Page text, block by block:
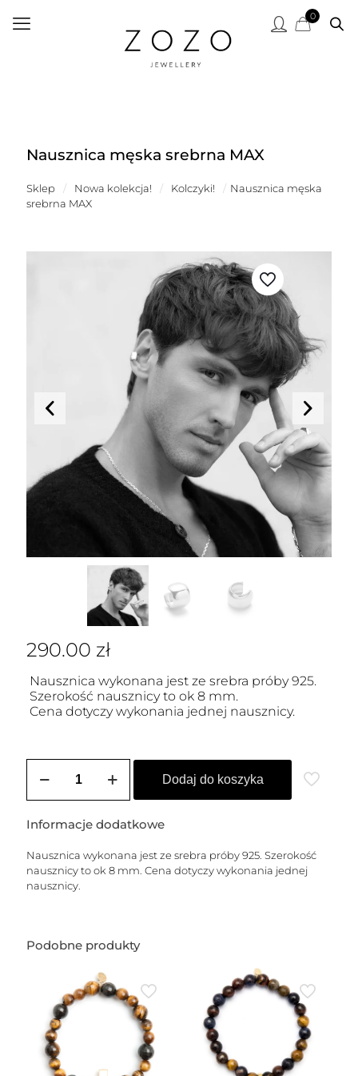
0
Nausznica męska srebrna MAX
Sklep / Nowa kolekcja! / Kolczyki! / Nausznica męska
srebrna MAX
290.00 zł
Nausznica wykonana jest ze srebra próby 925.
Szerokość nausznicy to ok 8 mm.
Cena dotyczy wykonania jednej nausznicy.
Nausznica
MAX
Dodaj do koszyka
Informacje dodatkowe
Nausznica wykonana jest ze srebra próby 925. Szerokość
nausznicy to ok 8 mm. Cena dotyczy wykonania jednej
nausznicy.
Podobne produkty